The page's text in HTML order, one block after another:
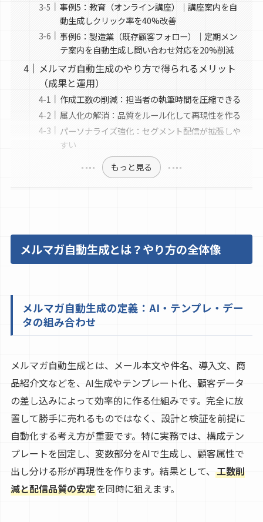
事例5：教育（オンライン講座）｜講座案内を自
動生成しクリック率を40%改善
事例6：製造業（既存顧客フォロー）｜定期メン
テ案内を自動生成し問い合わせ対応を20%削減
メルマガ自動生成のやり方で得られるメリット
（成果と運用）
作成工数の削減：担当者の執筆時間を圧縮できる
属人化の解消：品質をルール化して再現性を作る
パーソナライズ強化：セグメント配信が拡張しや
すい
もっと見る
メルマガ自動生成とは？やり方の全体像
メルマガ自動生成の定義：AI・テンプレ・デー
タの組み合わせ
メルマガ自動生成とは、メール本文や件名、導入文、商
品紹介文などを、AI生成やテンプレート化、顧客データ
の差し込みによって効率的に作る仕組みです。完全に放
置して勝手に売れるものではなく、設計と検証を前提に
自動化する考え方が重要です。特に実務では、構成テン
プレートを固定し、変数部分をAIで生成し、顧客属性で
出し分ける形が再現性を作ります。結果として、 工数削
減と配信品質の安定を同時に狙えます。